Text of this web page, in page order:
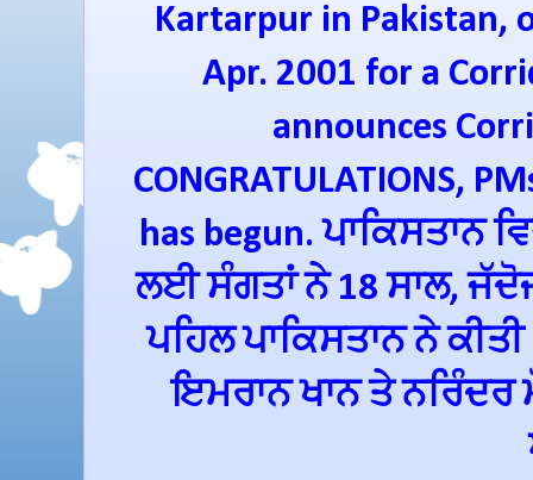
Kartarpur in Pakistan,
Apr. 2001 for a
announces
CONGRATULATIONS,
has begun. ਪਾਕਿਸਤਾਨ
ਲਈ ਸੰਗਤਾਂ ਨੇ 18 ਸਾਲ,
ਪਹਿਲ ਪਾਕਿਸਤਾਨ ਨੇ
ਇਮਰਾਨ ਖਾਨ ਤੇ ਨਰਿੰਦਰ